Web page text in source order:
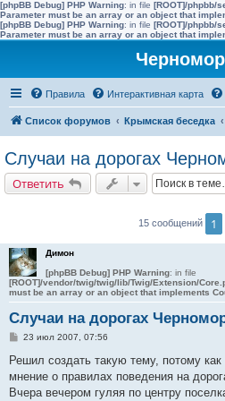
[phpBB Debug] PHP Warning: in file [ROOT]/phpbb/
Parameter must be an array or an object that
[phpBB Debug] PHP Warning: in file [ROOT]/phpbb/
Parameter must be an array or an object that
Правила Интерактивная карта
Список форумов Крымская беседка
Случаи на дорогах
Ответить
15 сообщений 1
Димон
[phpBB Debug] PHP Warning: in file
[ROOT]/vendor/twig/twig/lib/Twig/Extension/
must be an array or an object that implements
Случаи на дорогах
С
о
щ
е
23 июл 2007, 07:56
Решил создать такую тему, потому
мнение о правилах поведения на
Вчера вечером гуляя по центру